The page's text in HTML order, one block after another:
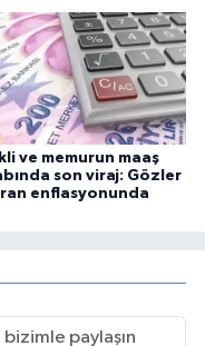
ve memurun maaş
son viraj: Gözler
enflasyonunda